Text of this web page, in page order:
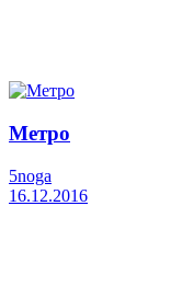
Метро
5noga
16.12.2016